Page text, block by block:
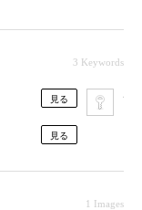
3 Keywords
見る
見る
デ
1 Images